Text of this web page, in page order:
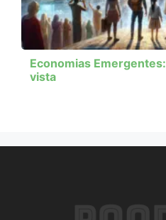
Economias
vista